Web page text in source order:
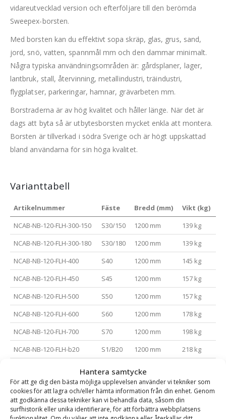
Hantera samtycke
För att ge dig den bästa möjliga upplevelsen använder vi tekniker som
cookies för att lagra och/eller hämta information från din enhet. Genom
att godkänna dessa tekniker kan vi behandla data, såsom din
surfhistorik eller unika identifierare, för att förbättra webbplatsens
vidareutvecklad version och efterföljare till den berömda
Sweepex-borsten.
Med borsten kan du effektivt sopa skräp, glas, grus, sand,
jord, snö, vatten, spannmål mm och den dammar minimalt.
Några typiska användningsområden är: gårdsplaner, lager,
lantbruk, stall, återvinning, metallindustri, träindustri,
flygplatser, parkeringar, hamnar, grävarbeten mm.
Borstraderna är av hög kvalitet och håller länge. När det är
dags att byta så är utbytesborsten mycket enkla att montera.
Borsten är tillverkad i södra Sverige och är högt uppskattad
bland användarna för sin höga kvalitet.
Varianttabell
Artikelnummer Fäste Bredd (mm)
Vikt (kg)
NCAB-NB-120-FLH-300-150
S30/150 1200 mm
139 kg
NCAB-NB-120-FLH-300-180
S30/180 1200 mm
139 kg
NCAB-NB-120-FLH-400
S40 1200 mm
145 kg
NCAB-NB-120-FLH-450
S45 1200 mm
157 kg
NCAB-NB-120-FLH-500
S50 1200 mm
157 kg
NCAB-NB-120-FLH-600
S60 1200 mm
178 kg
NCAB-NB-120-FLH-700
S70 1200 mm
198 kg
NCAB-NB-120-FLH-b20
S1/B20 1200 mm
218 kg
NCAB-NB-150-FLH-300-180
S30/180 1500 mm
163 kg
NCAB-NB-150-FLH-400
S40 1500 mm
169 kg